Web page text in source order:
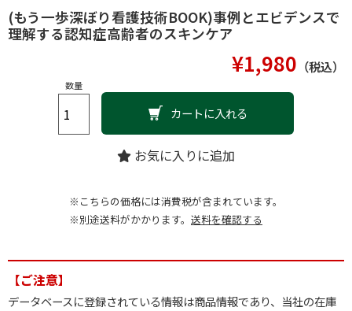
(もう一歩深ぼり看護技術BOOK)事例とエビデンスで
理解する認知症高齢者のスキンケア
¥1,980 （税込）
数量
カートに入れる
お気に入りに追加
※こちらの価格には消費税が含まれています。
※別途送料がかかります。 送料を確認する
【ご注意】
データベースに登録されている情報は商品情報であり、当社の在庫